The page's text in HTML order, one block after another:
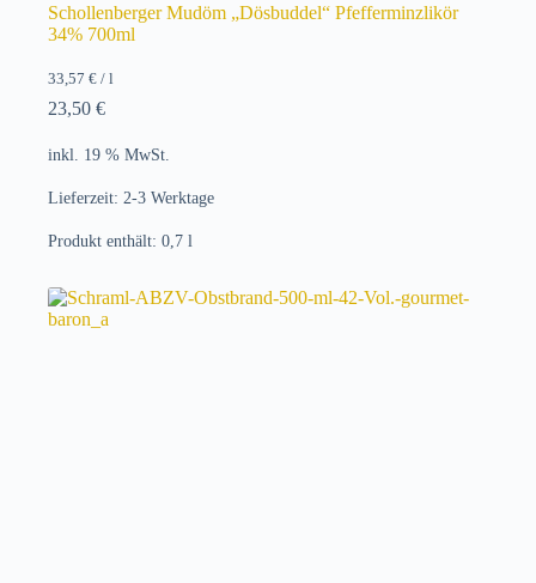
Schollenberger Mudöm „Dösbuddel“ Pfefferminzlikör
34% 700ml
33,57 € / l
23,50 €
inkl. 19 % MwSt.
Lieferzeit: 2-3 Werktage
Produkt enthält: 0,7 l